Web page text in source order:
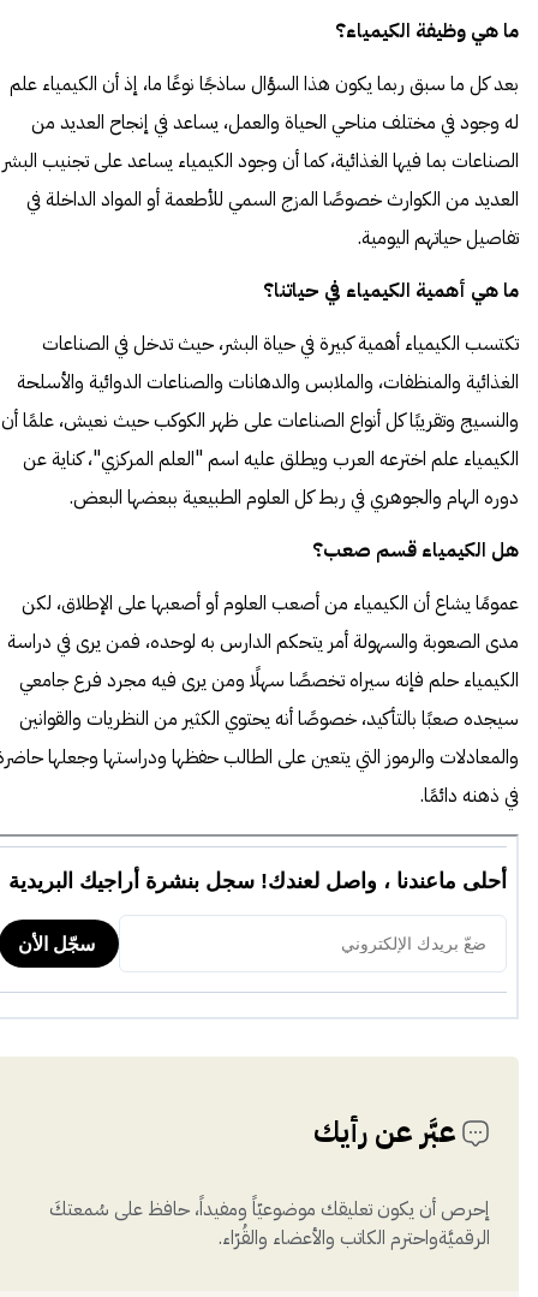
ما هي وظيفة الكيمياء؟
بعد كل ما سبق ربما يكون هذا السؤال ساذجًا نوعًا ما، إذ أن الكيمياء علم
له وجود في مختلف مناحي الحياة والعمل، يساعد في إنجاح العديد من
الصناعات بما فيها الغذائية، كما أن وجود الكيمياء يساعد على تجنيب البشر
العديد من الكوارث خصوصًا المزج السمي للأطعمة أو المواد الداخلة في
تفاصيل حياتهم اليومية.
ما هي أهمية الكيمياء في حياتنا؟
تكتسب الكيمياء أهمية كبيرة في حياة البشر، حيث تدخل في الصناعات
الغذائية والمنظفات، والملابس والدهانات والصناعات الدوائية والأسلحة
والنسيج وتقريبًا كل أنواع الصناعات على ظهر الكوكب حيث نعيش، علمًا أن
الكيمياء علم اخترعه العرب ويطلق عليه اسم "العلم المركزي"، كناية عن
دوره الهام والجوهري في ربط كل العلوم الطبيعية ببعضها البعض.
هل الكيمياء قسم صعب؟
عمومًا يشاع أن الكيمياء من أصعب العلوم أو أصعبها على الإطلاق، لكن
مدى الصعوبة والسهولة أمر يتحكم الدارس به لوحده، فمن يرى في دراسة
الكيمياء حلم فإنه سيراه تخصصًا سهلًا ومن يرى فيه مجرد فرع جامعي
سيجده صعبًا بالتأكيد، خصوصًا أنه يحتوي الكثير من النظريات والقوانين
والمعادلات والرموز التي يتعين على الطالب حفظها ودراستها وجعلها
في ذهنه دائمًا.
عبَّر عن رأيك
إحرص أن يكون تعليقك موضوعيّاً ومفيداً، حافظ على سُمعتكَ
الرقميَّةواحترم الكاتب والأعضاء والقُرّاء.